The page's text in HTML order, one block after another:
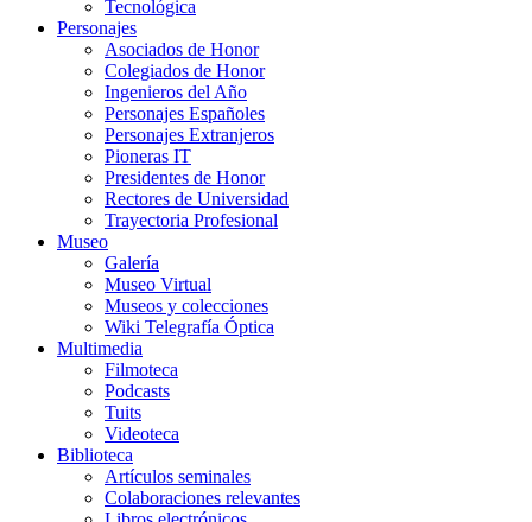
Tecnológica
Personajes
Asociados de Honor
Colegiados de Honor
Ingenieros del Año
Personajes Españoles
Personajes Extranjeros
Pioneras IT
Presidentes de Honor
Rectores de Universidad
Trayectoria Profesional
Museo
Galería
Museo Virtual
Museos y colecciones
Wiki Telegrafía Óptica
Multimedia
Filmoteca
Podcasts
Tuits
Videoteca
Biblioteca
Artículos seminales
Colaboraciones relevantes